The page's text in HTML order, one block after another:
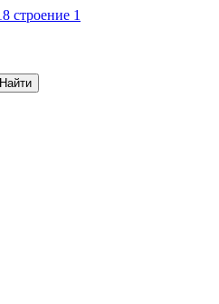
строение 1
Найти